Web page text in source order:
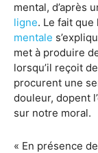
mental, d’après
ligne. Le fait
mentale
met à produire
lorsqu’il reçoit
procurent une
douleur, dopent
sur notre moral.
« En présence